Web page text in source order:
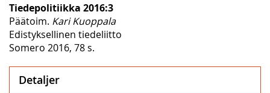
Tiedepolitiikka 2016:3
Päätoim. Kari Kuoppala
Edistyksellinen tiedeliitto
Somero 2016, 78 s.
Detaljer